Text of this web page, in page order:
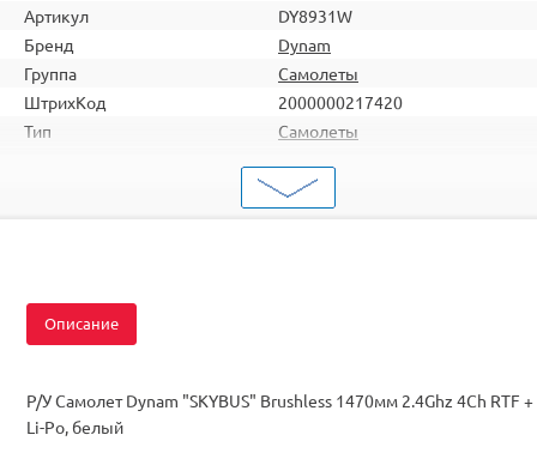
Артикул
DY8931W
Бренд
Dynam
Группа
Самолеты
ШтрихКод
2000000217420
Тип
Самолеты
Бесколлекторные
Описание
Р/У Самолет Dynam "SKYBUS" Brushless 1470мм 2.4Ghz 4Ch RTF +
Li-Po, белый